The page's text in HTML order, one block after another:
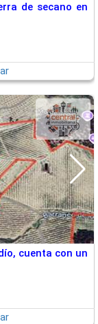
de secano en
cuenta con un